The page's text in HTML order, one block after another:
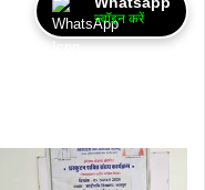
ज्वॉइन करें